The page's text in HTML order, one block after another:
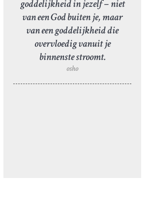
goddelijkheid in jezelf – niet
van een God buiten je, maar
van een goddelijkheid die
overvloedig vanuit je
binnenste stroomt.
osho